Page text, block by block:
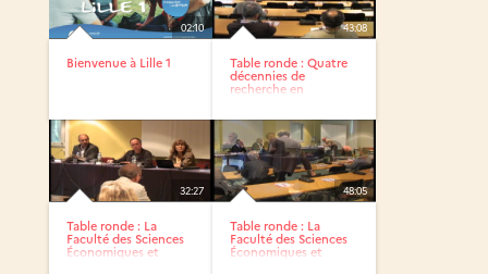
02:10
Bienvenue à Lille 1
43:08
Table ronde : Quatre
décennies de
recherche en
32:27
Table ronde : La
Faculté des Sciences
Économiques et
48:05
Table ronde : La
Faculté des Sciences
Économiques et